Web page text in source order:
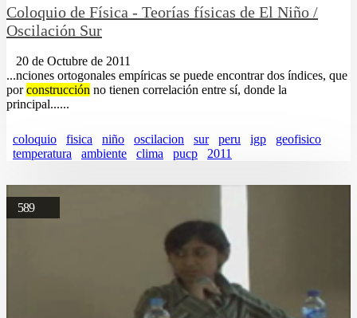
Coloquio de Física - Teorías físicas de El Niño /
Oscilación Sur
20 de Octubre de 2011
...nciones ortogonales empíricas se puede encontrar dos índices, que
porconstrucción no tienen correlación entre sí, donde la
principal......
coloquio fisica niño oscilacion sur peru igp
geofisico
temperatura
ambiente clima pucp 2011
589